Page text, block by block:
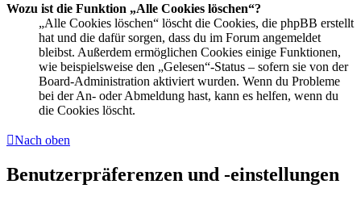
Wozu ist die Funktion „Alle Cookies löschen“?
„Alle Cookies löschen“ löscht die Cookies, die phpBB erstellt
hat und die dafür sorgen, dass du im Forum angemeldet
bleibst. Außerdem ermöglichen Cookies einige Funktionen,
wie beispielsweise den „Gelesen“-Status – sofern sie von der
Board-Administration aktiviert wurden. Wenn du Probleme
bei der An- oder Abmeldung hast, kann es helfen, wenn du
die Cookies löscht.
Nach oben
Benutzerpräferenzen und -einstellungen